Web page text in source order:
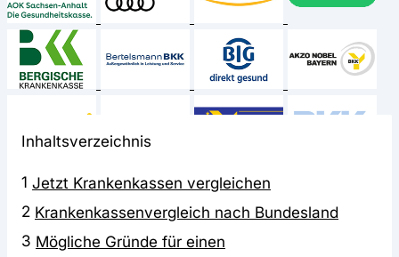
Inhaltsverzeichnis
1 Jetzt Krankenkassen vergleichen
2 Krankenkassenvergleich nach Bundesland
3 Mögliche Gründe für einen